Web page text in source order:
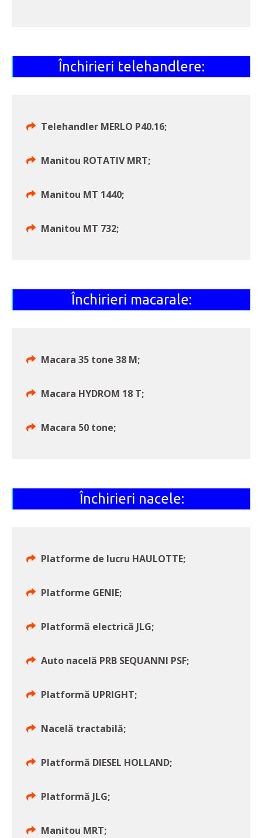
Închirieri telehandlere:
Telehandler MERLO P40.16;
Manitou ROTATIV MRT;
Manitou MT 1440;
Manitou MT 732;
Închirieri macarale:
Macara 35 tone 38 M;
Macara HYDROM 18 T;
Macara 50 tone;
Închirieri nacele:
Platforme de lucru HAULOTTE;
Platforme GENIE;
Platformă electrică JLG;
Auto nacelă PRB SEQUANNI PSF;
Platformă UPRIGHT;
Nacelă tractabilă;
Platformă DIESEL HOLLAND;
Platformă JLG;
Manitou MRT;